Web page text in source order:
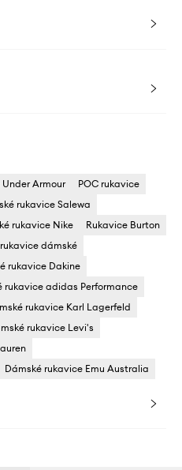
Under Armour
POC rukavice
rukavice Salewa
rukavice Nike
Rukavice Burton
dámské
rukavice Dakine
rukavice adidas Performance
rukavice Karl Lagerfeld
rukavice Levi's
Dámské rukavice Emu Australia